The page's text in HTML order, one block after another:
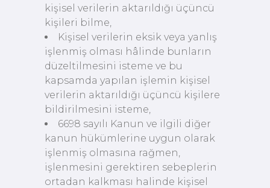
kişisel verilerin aktarıldığı üçüncü
kişileri bilme,
Kişisel verilerin eksik veya yanlış
işlenmiş olması hâlinde bunların
düzeltilmesini isteme ve bu
kapsamda yapılan işlemin kişisel
verilerin aktarıldığı üçüncü kişilere
bildirilmesini isteme,
6698 sayılı Kanun ve ilgili diğer
kanun hükümlerine uygun olarak
işlenmiş olmasına rağmen,
işlenmesini gerektiren sebeplerin
ortadan kalkması halinde kişisel